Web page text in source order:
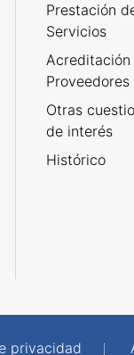
Prestación
Servicios
Acreditación
Proveedores
Otras
de interés
Histórico
privacidad